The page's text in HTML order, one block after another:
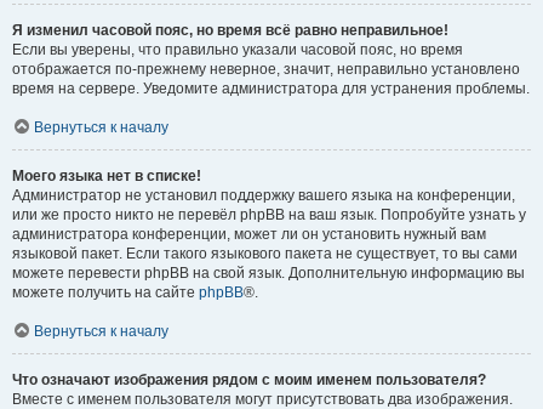
Я изменил часовой пояс, но время всё равно неправильное!
Если вы уверены, что правильно указали часовой пояс, но время
отображается по-прежнему неверное, значит, неправильно установлено
время на сервере. Уведомите администратора для устранения проблемы.
Вернуться к началу
Моего языка нет в списке!
Администратор не установил поддержку вашего языка на конференции,
или же просто никто не перевёл phpBB на ваш язык. Попробуйте узнать у
администратора конференции, может ли он установить нужный вам
языковой пакет. Если такого языкового пакета не существует, то вы сами
можете перевести phpBB на свой язык. Дополнительную информацию вы
можете получить на сайте phpBB®.
Вернуться к началу
Что означают изображения рядом с моим именем пользователя?
Вместе с именем пользователя могут присутствовать два изображения.